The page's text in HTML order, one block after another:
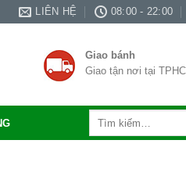
LIÊN HỆ 08:00 - 22:00
Giao bánh
Giao tận nơi tại